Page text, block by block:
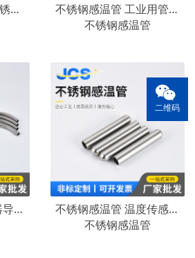
不锈钢薄壁管 304不锈钢毛细管无缝管 薄壁管开孔开槽
不锈钢感温管 工业用管 304不锈钢精密管 温控感温管封园头加工
不锈钢感温管
不锈钢感热管 感温器导温管传感器用管烧烤搓温度计管 温控器管
不锈钢感温管 温度传感器探针 听筒管 天线管 304不锈钢毛细管
不锈钢感温管
二维码